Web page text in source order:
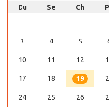
Du Se Ch
3 4 5
10 11 12
17 18 19
24 25 26